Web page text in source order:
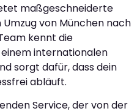
maßgeschneiderte
von München nach
kennt die
internationalen
sorgt dafür, dass dein
abläuft.
Service, der von der